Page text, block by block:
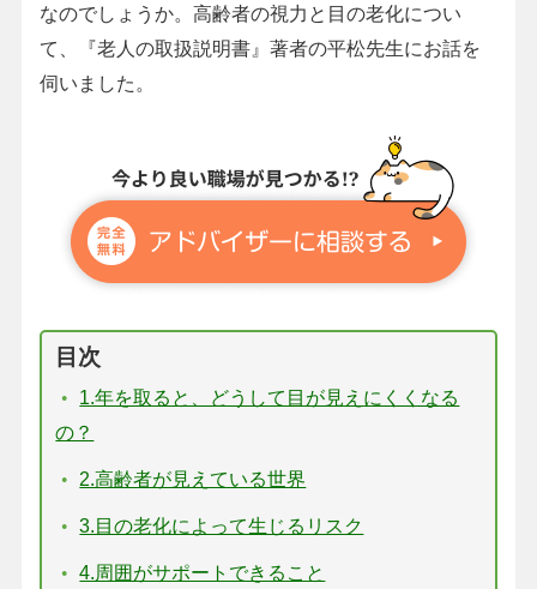
なのでしょうか。高齢者の視力と目の老化につい
て、『老人の取扱説明書』著者の平松先生にお話を
伺いました。
目次
1.年を取ると、どうして目が見えにくくなる
の？
2.高齢者が見えている世界
3.目の老化によって生じるリスク
4.周囲がサポートできること